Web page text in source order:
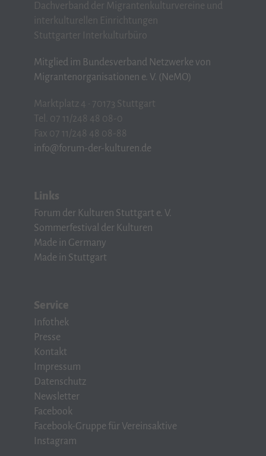
Dachverband der Migrantenkulturvereine und
interkulturellen Einrichtungen
Stuttgarter Interkulturbüro
Mitglied im Bundesverband Netzwerke von
Migrantenorganisationen e. V. (NeMO)
Marktplatz 4 · 70173 Stuttgart
Tel. 07 11/248 48 08-0
Fax 07 11/248 48 08-88
info@forum-der-kulturen.de
Links
Forum der Kulturen Stuttgart e. V.
Sommerfestival der Kulturen
Made in Germany
Made in Stuttgart
Service
Infothek
Presse
Kontakt
Impressum
Datenschutz
Newsletter
Facebook
Facebook-Gruppe für Vereinsaktive
Instagram